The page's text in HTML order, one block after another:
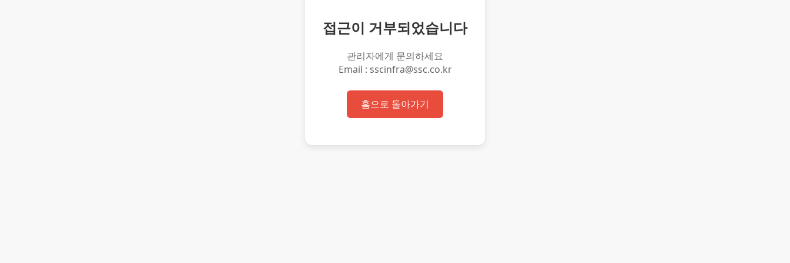
접근이 거부되었습니다
관리자에게 문의하세요
Email : sscinfra@ssc.co.kr
홈으로 돌아가기